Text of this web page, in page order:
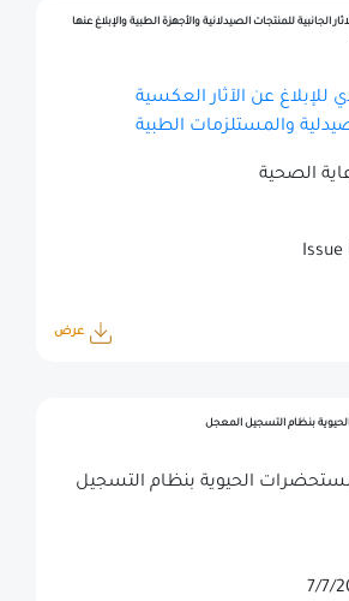
الجانبية للمنتجات الصيدلانية والأجهزة الطبية والإبلاغ عنها
للإبلاغ عن الآثار العكسية
والمستلزمات الطبية
الصحية
Issue
عرض
بنظام التسجيل المعجل
الحيوية بنظام التسجيل